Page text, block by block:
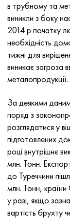
в трубному та
виникли з боку
2014 р початку
необхідність
тижні для
виникає загроза
металопродукції.
За деякими
поряд з
розглядатися у
підготовлених
році внутрішнє
млн. Тонн.
до Туреччини
млн. Тонн,
у разі, якщо
вартість брухту
Incotherm
Incotest
Jethete M152
Кобальт 6B
maraging 250
Рене 41
Maraging 300
Maraging 350
MP35N
Стрічка, коло,
Стрічка, коло,
Стрічка 49КФ
Стрічка, коло,
труба 50Н
Стрічка, коло,
Стрічка, коло,
Стрічка, коло,
52К12Ф
Лист, круг,
Лист, круг,
Лист, круг,
труба ХН65ВМ
ХН65ВМТЮ
Лист, круг,
Лист, круг,
Труба, круг,
ХН70ВМТЮ
ВТ-35
ПТ-1М сплав,
ПТ-3В
ПТ-7М
2B
СПТ-2 св
АТ3
3М
ТЛ3
1.4466 - aisi
сплав Al6xn
15-7Ph® - 1.4532
PH 13-8 Mo -
1.4542 - 17-4Ph®
Сustom 455® -
1.4545 - 15-
1.4548 - 17-
1.4550 - aisi 347
10Х17Н13М3Т
Сплав
11Х11Н2В2МФ
12Х18Н9Т
13Х11Н2В2МФ
15х11мф
15х12внмф
15Х12Н2МВФАБ
2.0872,
Кремнисто
CW301G,
Кремниста бронза
C65500,
C65620,
C65100, CuSi1.5
Оловяно-
c92200,
Червона латунь
C84400,
C83600,
45Г2, 45g2, aisi
Легована
10g2, 10Г2, aisi
АС14,
20Г, 20mn5
20ХН3А, aisi
20ХМ,
25ХГМ,
Р6М5, 1.3343,
Р6М5К5,
Р6М5Ф3,
Р9М4К8,1.3207
Р12Ф3, 1.3318,
Р18, 1.3355,
Вуглецева сталь
У10,1.1645,
11G12, 110Г13Л,